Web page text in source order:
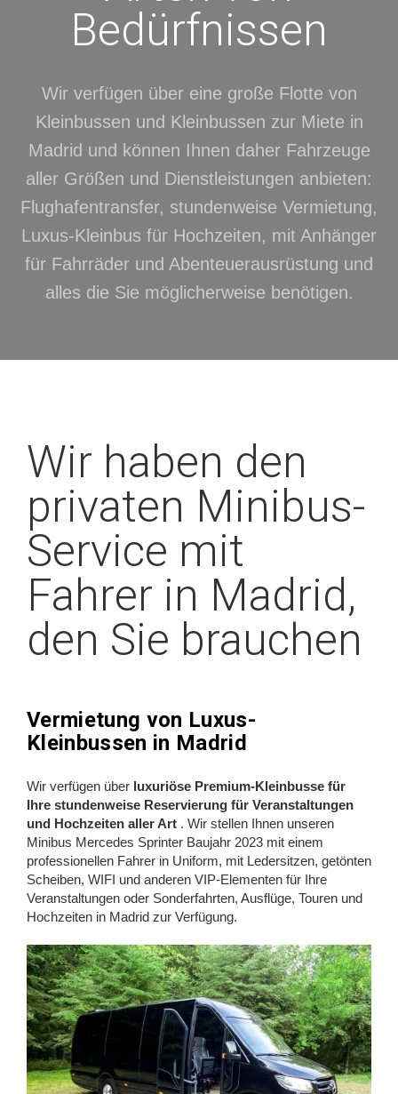
Bedürfnissen
Wir verfügen über eine große Flotte von
Kleinbussen und Kleinbussen zur Miete in
Madrid und können Ihnen daher Fahrzeuge
aller Größen und Dienstleistungen anbieten:
Flughafentransfer, stundenweise Vermietung,
Luxus-Kleinbus für Hochzeiten, mit Anhänger
für Fahrräder und Abenteuerausrüstung und
alles die Sie möglicherweise benötigen.
Wir haben den
privaten Minibus-
Service mit
Fahrer in Madrid,
den Sie brauchen
Vermietung von Luxus-
Kleinbussen in Madrid
Wir verfügen über luxuriöse Premium-Kleinbusse für
Ihre stundenweise Reservierung für Veranstaltungen
und Hochzeiten aller Art . Wir stellen Ihnen unseren
Minibus Mercedes Sprinter Baujahr 2023 mit einem
professionellen Fahrer in Uniform, mit Ledersitzen, getönten
Scheiben, WIFI und anderen VIP-Elementen für Ihre
Veranstaltungen oder Sonderfahrten, Ausflüge, Touren und
Hochzeiten in Madrid zur Verfügung.